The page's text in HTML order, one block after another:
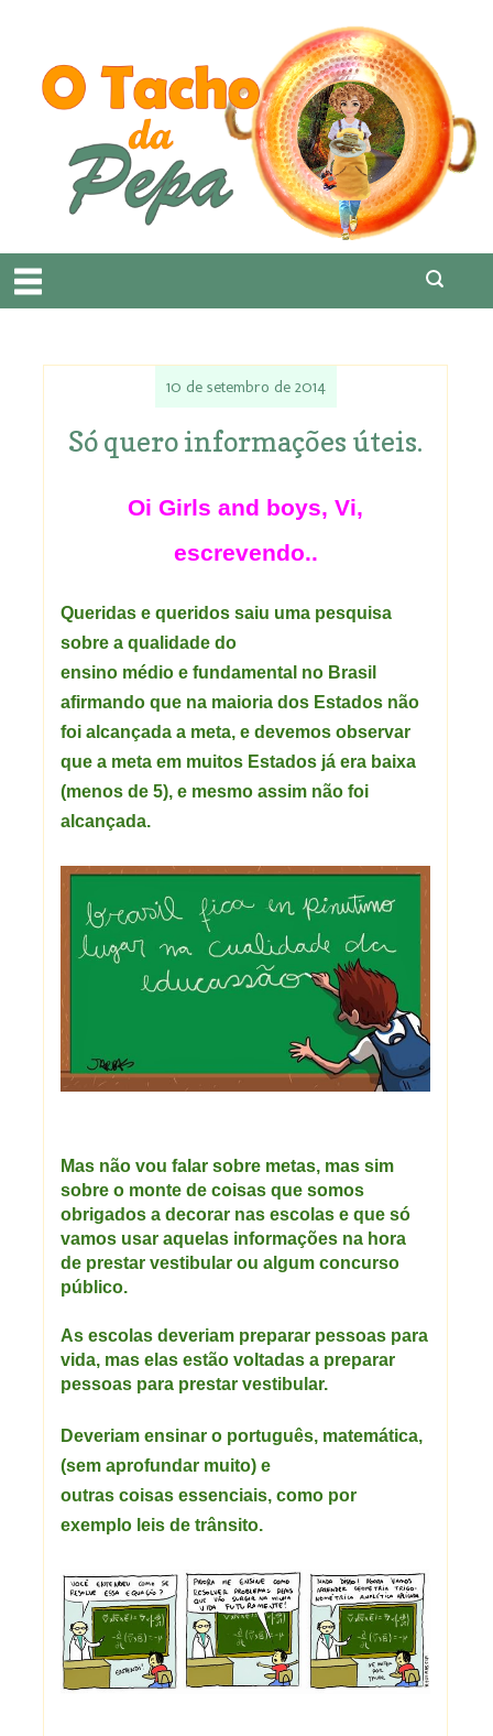
10 de setembro de 2014
Só quero informações úteis.
Oi Girls and boys, Vi,
escrevendo..
Queridas e queridos saiu uma pesquisa
sobre a qualidade do
ensino médio e fundamental no Brasil
afirmando que na maioria dos Estados não
foi alcançada a meta, e devemos observar
que a meta em muitos Estados já era baixa
(menos de 5), e mesmo assim não foi
alcançada.
Mas não vou falar sobre metas, mas sim
sobre o monte de coisas que somos
obrigados a decorar nas escolas e que só
vamos usar aquelas informações na hora
de prestar vestibular ou algum concurso
público.
As escolas deveriam preparar pessoas para
vida, mas elas estão voltadas a preparar
pessoas para prestar vestibular.
Deveriam ensinar o português, matemática,
(sem aprofundar muito) e
outras coisas essenciais, como por
exemplo leis de trânsito.